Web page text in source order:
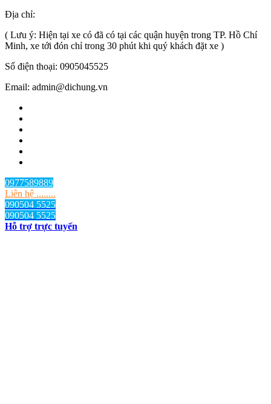
Địa chỉ:
( Lưu ý: Hiện tại xe có đã có tại các quận huyện trong TP. Hồ Chí
Minh, xe tới đón chỉ trong 30 phút khi quý khách đặt xe )
Số điện thoại: 0905045525
Email: admin@dichung.vn
0977589889
Liên hệ ........
090504 5525
090504 5525
Hỗ trợ trực tuyến